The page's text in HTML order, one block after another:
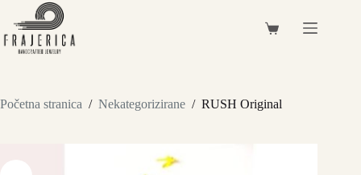
Preskoči
sadržaj
Košarica
Početna stranica / Nekategorizirane / RUSH Original